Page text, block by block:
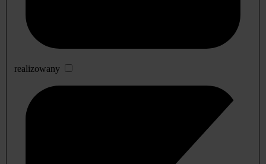
realizowany